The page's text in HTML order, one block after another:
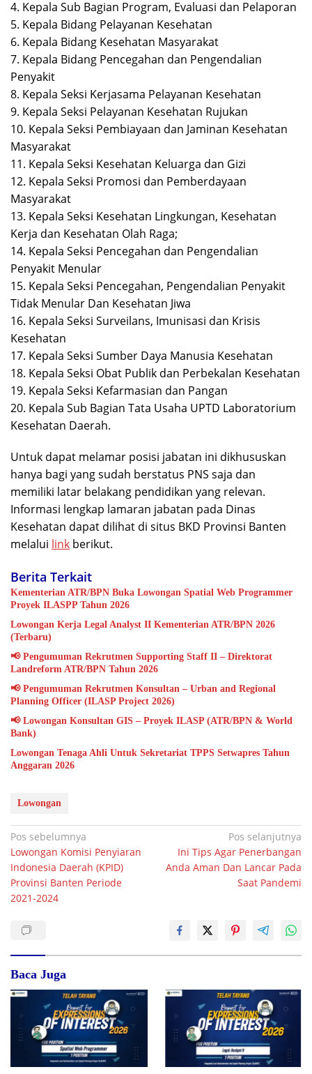
4. Kepala Sub Bagian Program, Evaluasi dan Pelaporan
5. Kepala Bidang Pelayanan Kesehatan
6. Kepala Bidang Kesehatan Masyarakat
7. Kepala Bidang Pencegahan dan Pengendalian
Penyakit
8. Kepala Seksi Kerjasama Pelayanan Kesehatan
9. Kepala Seksi Pelayanan Kesehatan Rujukan
10. Kepala Seksi Pembiayaan dan Jaminan Kesehatan
Masyarakat
11. Kepala Seksi Kesehatan Keluarga dan Gizi
12. Kepala Seksi Promosi dan Pemberdayaan
Masyarakat
13. Kepala Seksi Kesehatan Lingkungan, Kesehatan
Kerja dan Kesehatan Olah Raga;
14. Kepala Seksi Pencegahan dan Pengendalian
Penyakit Menular
15. Kepala Seksi Pencegahan, Pengendalian Penyakit
Tidak Menular Dan Kesehatan Jiwa
16. Kepala Seksi Surveilans, Imunisasi dan Krisis
Kesehatan
17. Kepala Seksi Sumber Daya Manusia Kesehatan
18. Kepala Seksi Obat Publik dan Perbekalan Kesehatan
19. Kepala Seksi Kefarmasian dan Pangan
20. Kepala Sub Bagian Tata Usaha UPTD Laboratorium
Kesehatan Daerah.
Untuk dapat melamar posisi jabatan ini dikhususkan
hanya bagi yang sudah berstatus PNS saja dan
memiliki latar belakang pendidikan yang relevan.
Informasi lengkap lamaran jabatan pada Dinas
Kesehatan dapat dilihat di situs BKD Provinsi Banten
melalui link berikut.
Berita Terkait
Kementerian ATR/BPN Buka Lowongan Spatial Web Programmer
Proyek ILASPP Tahun 2026
Lowongan Kerja Legal Analyst II Kementerian ATR/BPN 2026
(Terbaru)
📢 Pengumuman Rekrutmen Supporting Staff II – Direktorat
Landreform ATR/BPN Tahun 2026
📢 Pengumuman Rekrutmen Konsultan – Urban and Regional
Planning Officer (ILASP Project 2026)
📢 Lowongan Konsultan GIS – Proyek ILASP (ATR/BPN & World
Bank)
Lowongan Tenaga Ahli Untuk Sekretariat TPPS Setwapres Tahun
Anggaran 2026
Lowongan
Navigasi
pos
Pos sebelumnya
Lowongan Komisi Penyiaran
Indonesia Daerah (KPID)
Provinsi Banten Periode
2021-2024
Pos selanjutnya
Ini Tips Agar Penerbangan
Anda Aman Dan Lancar Pada
Saat Pandemi
Baca Juga